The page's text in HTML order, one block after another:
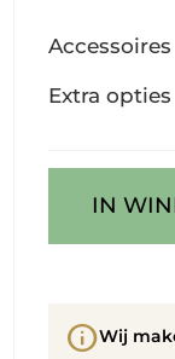
Accessoires
Extra opties
IN
infoWij